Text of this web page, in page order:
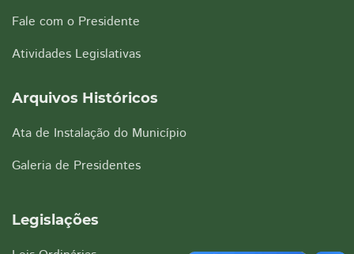
Fale com o Presidente
Atividades Legislativas
Arquivos Históricos
Ata de Instalação do Município
Galeria de Presidentes
Legislações